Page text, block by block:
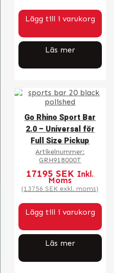
Lägg till i varukorg
Läs mer
Go Rhino Sport Bar
2.0 – Universal för
Full Size Pickup
Artikelnummer:
GRH918000T
17195 SEK Inkl.
Moms
(13756 SEK exkl. moms)
Lägg till i varukorg
Läs mer